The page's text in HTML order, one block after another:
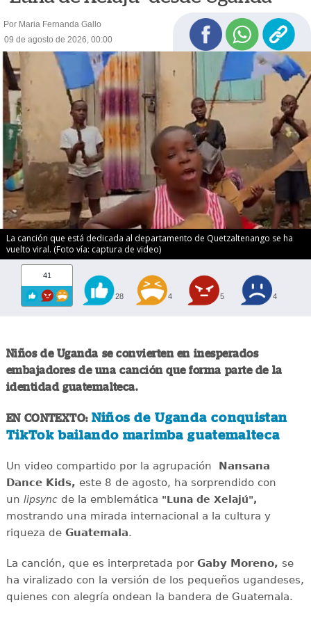
Por Maria Fernanda Gallo
09 de agosto de 2026, 00:00
La canción que está dedicada al departamento de Quetzaltenango se ha
vuelto viral. (Foto vía: captura de video)
41
28 4 5 4
Niños de Uganda se convierten en inesperados
embajadores de una canción que forma parte de la
identidad guatemalteca.
EN CONTEXTO: Niños de Uganda conquistan
TikTok bailando marimba guatemalteca
Un video compartido por la agrupación Nansana
Dance Kids, este 8 de agosto, ha sorprendido con
un lipsyncde la emblemática "Luna de Xelajú",
mostrando una mirada internacional a la cultura y
riqueza de Guatemala.
La canción, que es interpretada por Gaby Moreno, se
ha viralizado con la versión de los pequeños ugandeses,
quienes con alegría ondean la bandera de Guatemala.